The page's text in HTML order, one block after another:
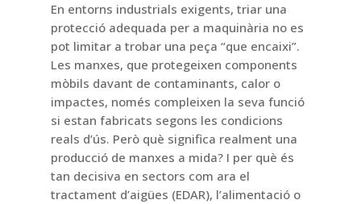
En entorns industrials exigents, triar una
protecció adequada per a maquinària no es
pot limitar a trobar una peça “que encaixi”.
Les manxes, que protegeixen components
mòbils davant de contaminants, calor o
impactes, només compleixen la seva funció
si estan fabricats segons les condicions
reals d’ús. Però què significa realment una
producció de manxes a mida? I per què és
tan decisiva en sectors com ara el
tractament d’aigües (EDAR), l’alimentació o